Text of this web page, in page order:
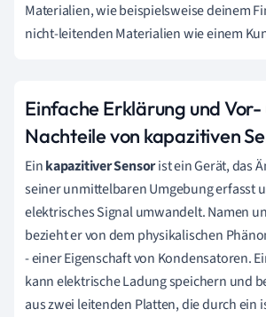
Materialien, wie beispielsweise deinem
nicht-leitenden Materialien wie einem
Einfache Erklärung und Vor-
Nachteile von kapazitiven
Einkapazitiver Sensorist ein Gerät, das
seiner unmittelbaren Umgebung erfasst
elektrisches Signal umwandelt. Namen
bezieht er von dem physikalischen
- einer Eigenschaft von Kondensatoren.
kann elektrische Ladung speichern und
aus zwei leitenden Platten, die durch ein